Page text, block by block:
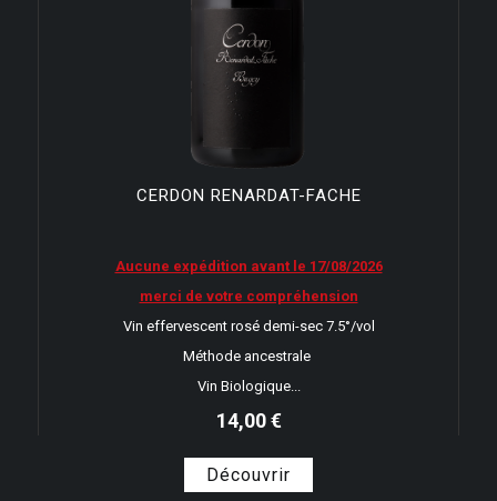
CERDON RENARDAT-FACHE
Aucune expédition avant le 17/08/2026
merci de votre compréhension
Vin effervescent rosé demi-sec 7.5°/vol
Méthode ancestrale
Vin Biologique...
14,00 €
Découvrir